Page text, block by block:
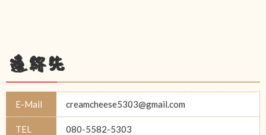
連絡先
E-Mail creamcheese5303@gmail.com
TEL 080-5582-5303